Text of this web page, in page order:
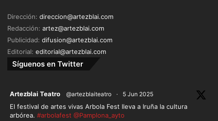
Dirección: direccion@artezblai.com
Redacción: artez@artezblai.com
Publicidad: difusion@artezblai.com
Editorial: editorial@artezblai.com
Síguenos en Twitter
Artezblai Teatro @artezblaiteatro · 5 Jun 2025
El festival de artes vivas Arbola Fest lleva a Iruña la cultura
arbórea. #arbolafest @Pamplona_ayto